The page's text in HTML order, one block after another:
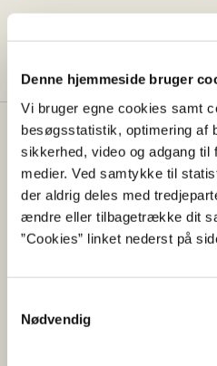
Denne hjemmeside bruger
Vi bruger egne cookies samt
besøgsstatistik, optimering af
sikkerhed, video og adgang til
medier. Ved samtykke til
der aldrig deles med
ændre eller tilbagetrække dit
”Cookies” linket nederst på
Nødvendig
Ingen resultater
Kontakt
Styrelsen for Grøn
Nyropsgade 30
1780 København V
Tlf.: +45 33 95 80 00
CVR: 20814616